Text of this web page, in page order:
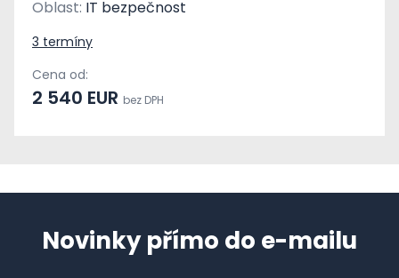
Oblast: IT bezpečnost
3 termíny
Cena od:
2 540 EUR bez DPH
Novinky přímo do e-mailu